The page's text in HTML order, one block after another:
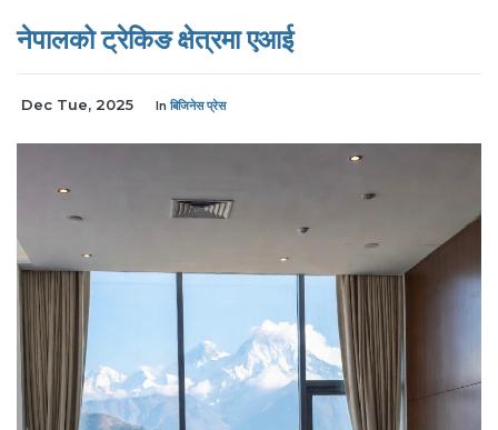
नेपालको ट्रेकिङ क्षेत्रमा एआई
Dec Tue, 2025 In बिजिनेस प्रेस